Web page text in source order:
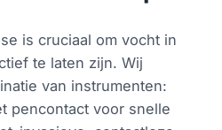
is cruciaal om vocht in
te laten zijn. Wij
van instrumenten:
pencontact voor snelle